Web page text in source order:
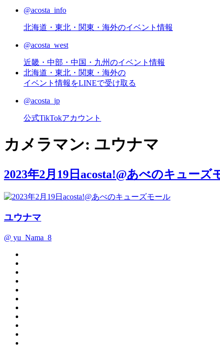
@acosta_info
北海道・東北・関東・海外のイベント情報
@acosta_west
近畿・中部・中国・九州のイベント情報
北海道・東北・関東・海外の
イベント情報をLINEで受け取る
@acosta_jp
公式TikTokアカウント
カメラマン: ユウナマ
2023年2月19日acosta!@あべのキューズ
ユウナマ
@ yu_Nama_8